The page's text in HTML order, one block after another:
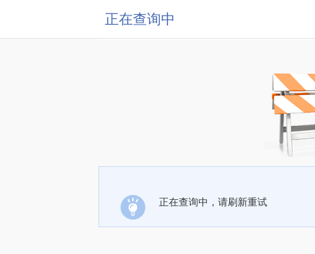
正在查询中
正在查询中，请刷新重试